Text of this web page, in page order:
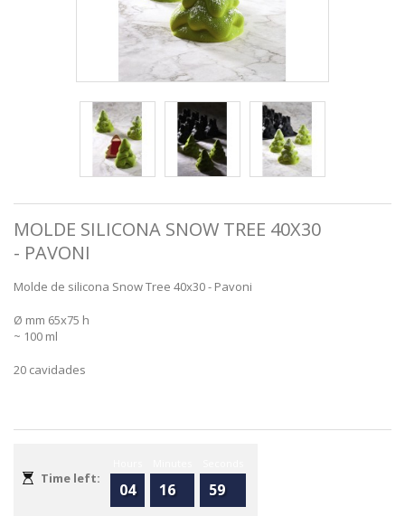
MOLDE SILICONA SNOW TREE 40X30
- PAVONI
Molde de silicona Snow Tree 40x30 - Pavoni
Ø mm 65x75 h
~ 100 ml
20 cavidades
Time left:
04 16 59